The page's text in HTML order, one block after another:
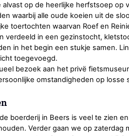
alvast op de heerlijke herfstsoep op
waarbij alle oude koeien uit de
toertochten waarvan Roef en
verdeeld in een gezinstocht,
in het begin een stukje samen.
toegevoegd.
bezoek aan het privë
omstandigheden op losse
boerderij in Beers is veel te zien
Verder gaan we op zaterdag